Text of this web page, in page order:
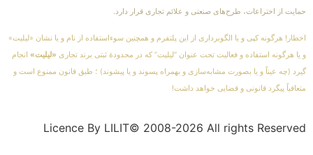
حمایت از اختراعات، طرح‌های صنعتی و علائم تجاری قرار دارد.
اخطار! هرگونه کپی و یا الگوبرداری از این پلتفرم و همچنین سوءاستفاده از نام و یا نشان «لیلیت»
و یا هرگونه استفاده و فعالیت تحت عنوان “لیلیت” که در محدودهٔ ثبتی برند تجاری «لیلیت» انجام
گیرد (چه عیناً و یا بصورت مشابه‌سازی و بهمراه پسوند و یا پیشوند) ؛ طبق قانون ممنوع است و
متعاقباً پیگرد قانونی و قضایی خواهد داشت!
Licence By LILIT© 2008-2026 All rights Reserved